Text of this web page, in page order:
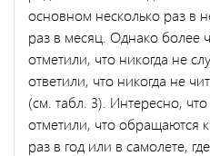
основном несколько раз в
раз в месяц. Однако более
отметили, что никогда не
ответили, что никогда не
(см. табл. 3). Интересно,
отметили, что обращаются
раз в год или в самолете,